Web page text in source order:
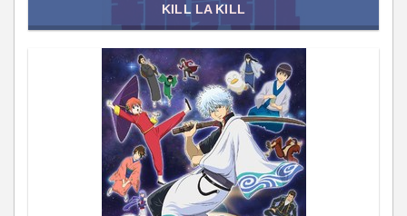
KILL LA KILL